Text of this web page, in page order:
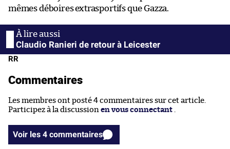
mêmes déboires extrasportifs que Gazza.
Claudio Ranieri de retour à Leicester
RR
Commentaires
Les membres ont posté 4 commentaires sur cet article.
Participez à la discussion en vous connectant
Voir les 4 commentaires